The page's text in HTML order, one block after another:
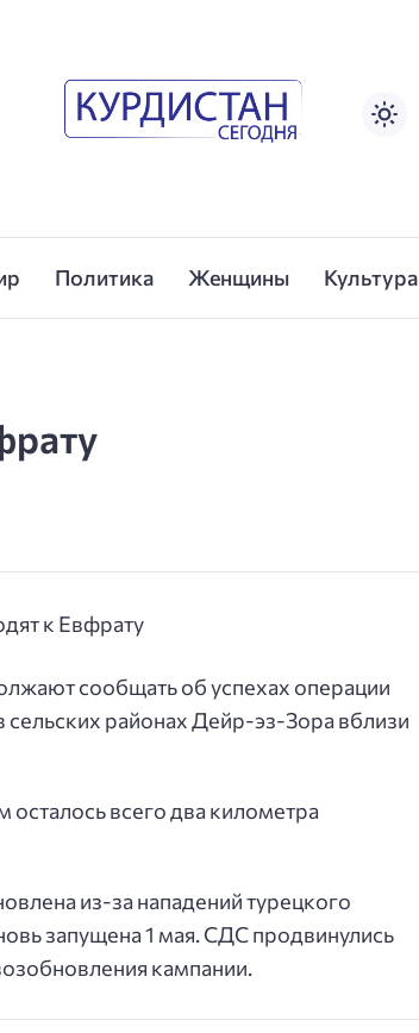
Политика Женщины Культура
сообщать об успехах операции
районах Дейр-эз-Зора вблизи
всего два километра
из-за нападений турецкого
запущена 1 мая. СДС продвинулись
кампании.